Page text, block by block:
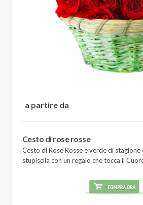
a partire da
Cesto di rose rosse
Cesto di Rose Rosse e verde di
stupiscila con un regalo che tocca il